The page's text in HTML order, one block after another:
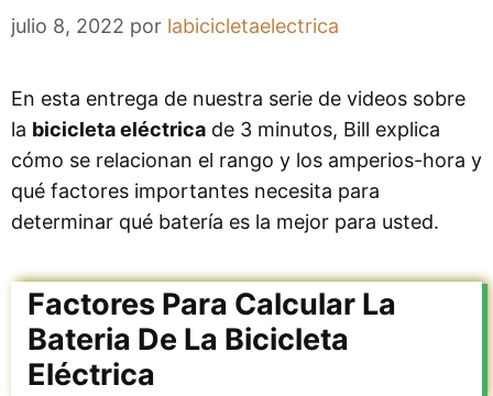
julio 8, 2022 por labicicletaelectrica
En esta entrega de nuestra serie de videos sobre
la bicicleta eléctrica de 3 minutos, Bill explica
cómo se relacionan el rango y los amperios-hora y
qué factores importantes necesita para
determinar qué batería es la mejor para usted.
Factores Para Calcular La
Bateria De La Bicicleta
Eléctrica